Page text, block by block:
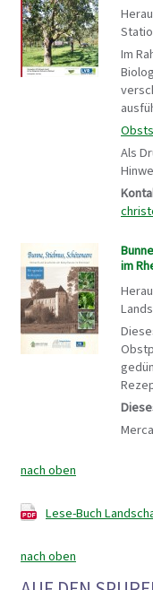
Im
Als
im
nach oben
Lese-Buch
nach oben